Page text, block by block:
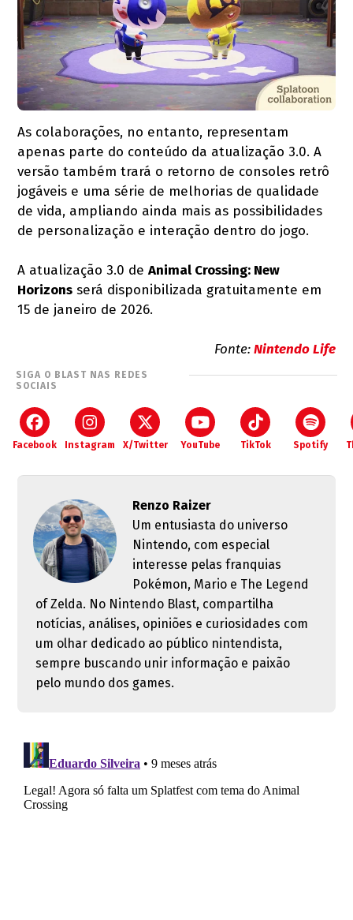
As colaborações, no entanto, representam
apenas parte do conteúdo da atualização 3.0. A
versão também trará o retorno de consoles retrô
jogáveis e uma série de melhorias de qualidade
de vida, ampliando ainda mais as possibilidades
de personalização e interação dentro do jogo.
A atualização 3.0 deAnimal Crossing: New
Horizons será disponibilizada gratuitamente em
15 de janeiro de 2026.
Fonte:Nintendo Life
SIGA O BLAST NAS REDES
SOCIAIS
Facebook Instagram X/Twitter YouTube TikTok Spotify
Renzo Raizer
Um entusiasta do universo
Nintendo, com especial
interesse pelas franquias
Pokémon, Mario e The Legend
of Zelda. No Nintendo Blast, compartilha
notícias, análises, opiniões e curiosidades com
um olhar dedicado ao público nintendista,
sempre buscando unir informação e paixão
pelo mundo dos games.